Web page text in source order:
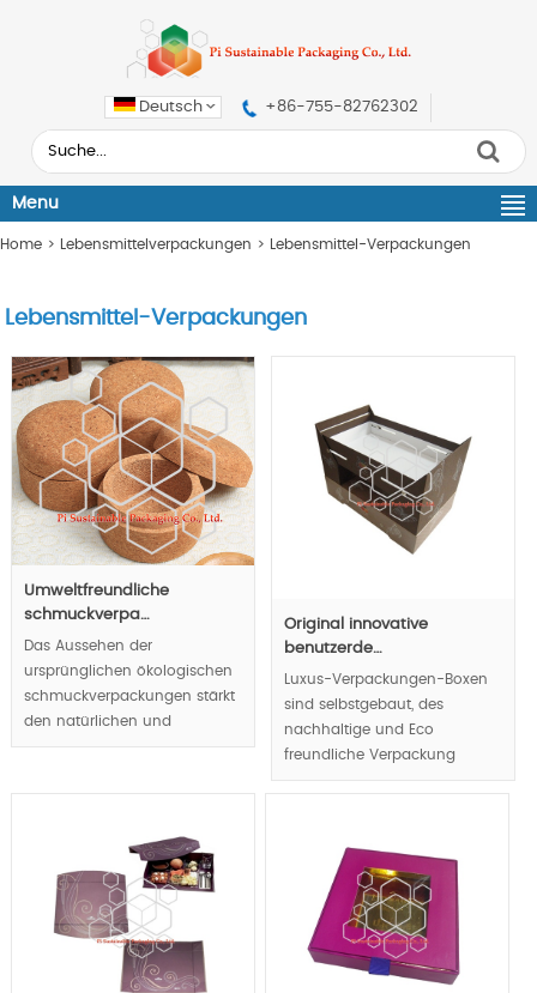
Deutsch +86-755-82762302
Menu
Home > Lebensmittelverpackungen > Lebensmittel-Verpackungen
Lebensmittel-Verpackungen
Umweltfreundliche
schmuckverpa…
Das Aussehen der
ursprünglichen ökologischen
schmuckverpackungen stärkt
den natürlichen und
einzigartigen Wert des
Original innovative
benutzerde…
Luxus-Verpackungen-Boxen
sind selbstgebaut, des
nachhaltige und Eco
freundliche Verpackung
materiell ganz bequem für
widerspiegeln, Luxus und
natürliches Aussehen führen
Luxus-Verpackungstrends.
MOQ:1000pcs.